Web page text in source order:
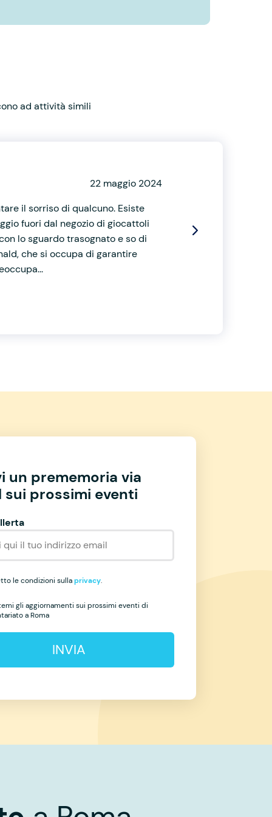
ad attività simili
22 maggio 2024
il sorriso di qualcuno. Esiste
fuori dal negozio di giocattoli
lo sguardo trasognato e so di
che si occupa di garantire
un prememoria via
sui prossimi eventi
le condizioni sullaprivacy.
gli aggiornamenti sui prossimi eventi di
a Roma
INVIA